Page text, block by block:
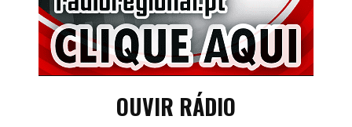
OUVIR RÁDIO